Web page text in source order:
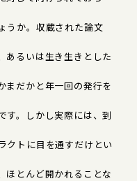
うか。収蔵された論文
あるいは生き生きとした
まだかと年一回の発行を
す。しかし実際には、到
クトに目を通すだけとい
ほとんど開かれることな